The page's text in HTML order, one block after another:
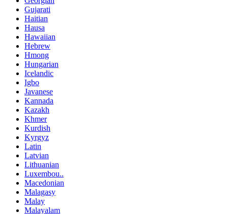
Gujarati
Haitian
Hausa
Hawaiian
Hebrew
Hmong
Hungarian
Icelandic
Igbo
Javanese
Kannada
Kazakh
Khmer
Kurdish
Kyrgyz
Latin
Latvian
Lithuanian
Luxembou..
Macedonian
Malagasy
Malay
Malayalam